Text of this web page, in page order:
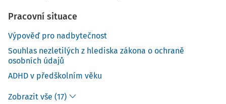
Pracovní situace
Výpověď pro nadbytečnost
Souhlas nezletilých z hlediska zákona o ochraně
osobních údajů
ADHD v předškolním věku
Zobrazit vše (17)